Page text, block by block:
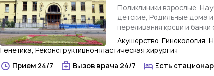
Поликлиники взрослые,
детские, Родильные дома
переливания крови и банки
Акушерство, Гинекология,
Генетика, Реконструктивно-пластическая хирургия
Прием 24/7
Вызов врача 24/7 Есть стационар